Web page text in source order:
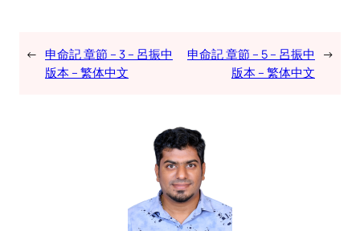
← 申命記 章節 – 3 – 呂振中
版本 – 繁体中文
申命記 章節 – 5 – 呂振中
版本 – 繁体中文
→